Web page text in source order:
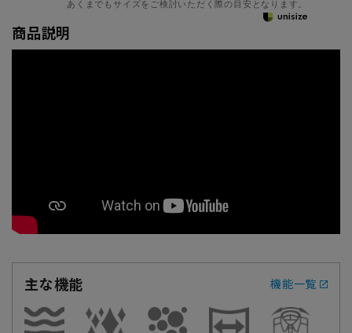
あくまでもサイズをご検討いただく際の目安となります。
商品説明
主な機能 機能一覧